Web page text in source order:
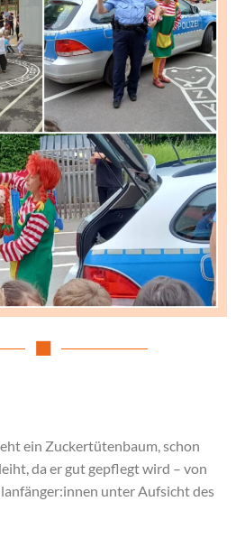
ein Zuckertütenbaum, schon
da er gut gepflegt wird – von
unter Aufsicht des